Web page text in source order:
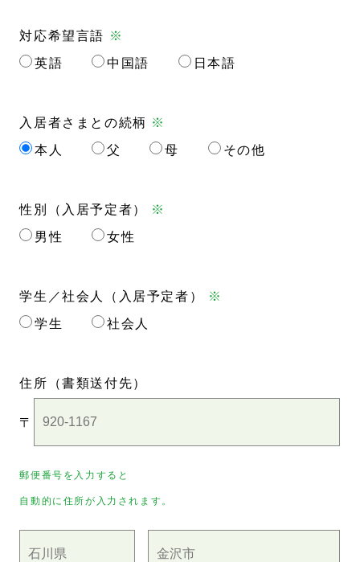
対応希望言語 ※
英語
中国語 日本語
入居者さまとの続柄 ※
本人
父 母 その他
性別（入居予定者） ※
男性
女性
学生／社会人（入居予定者）
※
学生
社会人
住所 （書類送付先）
〒
郵便番号を入力すると
自動的に住所が入力されます。